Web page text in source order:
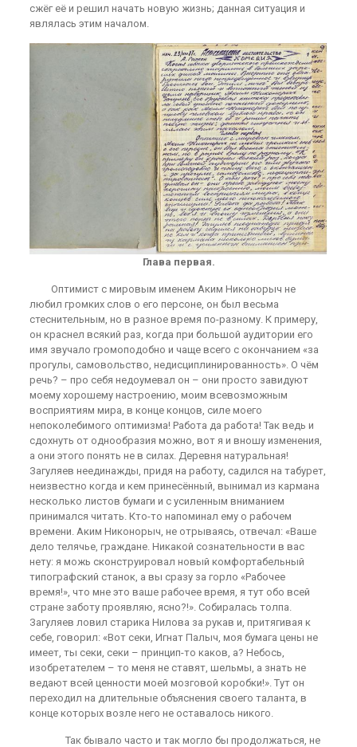
сжёг её и решил начать новую жизнь; данная ситуация и
являлась этим началом.
Глава первая.
Оптимист с мировым именем Аким Никонорыч не
любил громких слов о его персоне, он был весьма
стеснительным, но в разное время по-разному. К примеру,
он краснел всякий раз, когда при большой аудитории его
имя звучало громоподобно и чаще всего с окончанием «за
прогулы, самовольство, недисциплинированность». О чём
речь? – про себя недоумевал он – они просто завидуют
моему хорошему настроению, моим всевозможным
восприятиям мира, в конце концов, силе моего
непоколебимого оптимизма! Работа да работа! Так ведь и
сдохнуть от однообразия можно, вот я и вношу изменения,
а они этого понять не в силах. Деревня натуральная!
Загуляев неединажды, придя на работу, садился на табурет,
неизвестно когда и кем принесённый, вынимал из кармана
несколько листов бумаги и с усиленным вниманием
принимался читать. Кто-то напоминал ему о рабочем
времени. Аким Никонорыч, не отрываясь, отвечал: «Ваше
дело телячье, граждане. Никакой сознательности в вас
нету: я можь сконструировал новый комфортабельный
типографский станок, а вы сразу за горло «Рабочее
время!», что мне это ваше рабочее время, я тут обо всей
стране заботу проявляю, ясно?!». Собиралась толпа.
Загуляев ловил старика Нилова за рукав и, притягивая к
себе, говорил: «Вот секи, Игнат Палыч, моя бумага цены не
имеет, ты секи, секи – принцип-то каков, а? Небось,
изобретателем – то меня не ставят, шельмы, а знать не
ведают всей ценности моей мозговой коробки!». Тут он
переходил на длительные объяснения своего таланта, в
конце которых возле него не оставалось никого.
Так бывало часто и так могло бы продолжаться, не